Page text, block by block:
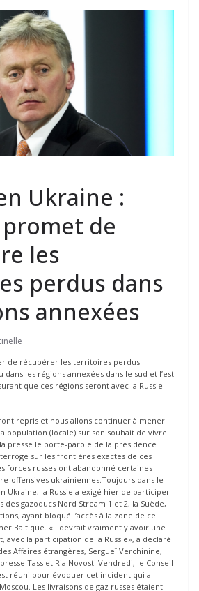
Ukraine :
de
les
perdus dans
annexées
de récupérer les territoires perdus
les régions annexées dans le sud et l’est
que ces régions seront avec la Russie
repris et nous allons continuer à mener
population (locale) sur son souhait de vivre
presse le porte-parole de la présidence
sur les frontières exactes de ces
forces russes ont abandonné certaines
offensives ukrainiennes.Toujours dans le
Ukraine, la Russie a exigé hier de participer
des gazoducs Nord Stream 1 et 2, la Suède,
ayant bloqué l’accès à la zone de ce
Baltique. «Il devrait vraiment y avoir une
avec la participation de la Russie», a déclaré
Affaires étrangères, Sergueï Verchinine,
Tass et Ria Novosti.Vendredi, le Conseil
réuni pour évoquer cet incident qui a
Les livraisons de gaz russes étaient